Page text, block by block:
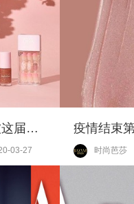
就算没法去武汉赏樱，也能被这届的樱花季限定美哭！
03-27 时尚芭莎